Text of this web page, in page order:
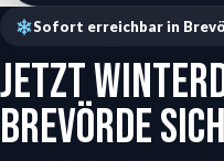
Sofort erreichbar in
Jetzt
Brevörde